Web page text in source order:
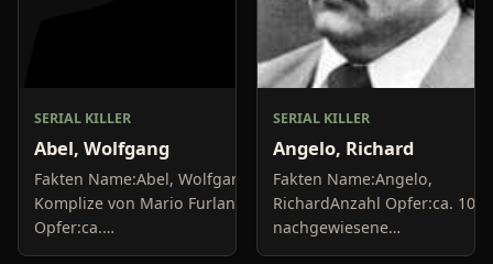
SERIAL KILLER
Abel, Wolfgang
Fakten Name:Abel, Wolfgang;
Komplize von Mario FurlanAnzahl
Opfer:ca.
10+Delikte/Tötungsarten:Mord,
SERIAL KILLER
Angelo, Richard
Fakten Name:Angelo,
RichardAnzahl Opfer:ca. 10
nachgewiesene
MordeDelikte/